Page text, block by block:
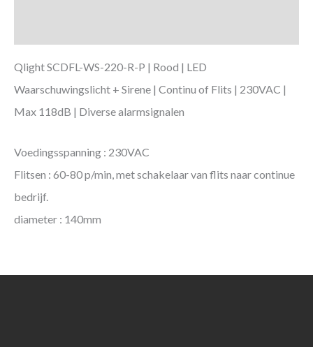
Qlight SCDFL-WS-220-R-P | Rood | LED
Waarschuwingslicht + Sirene | Continu of Flits | 230VAC |
Max 118dB | Diverse alarmsignalen
Voedingsspanning : 230VAC
Flitsen : 60-80 p/min, met schakelaar van flits naar continue
bedrijf.
diameter : 140mm